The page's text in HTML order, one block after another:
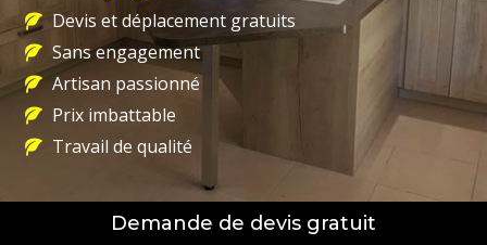
Devis et déplacement gratuits
Sans engagement
Artisan passionné
Prix imbattable
Travail de qualité
Demande de devis gratuit